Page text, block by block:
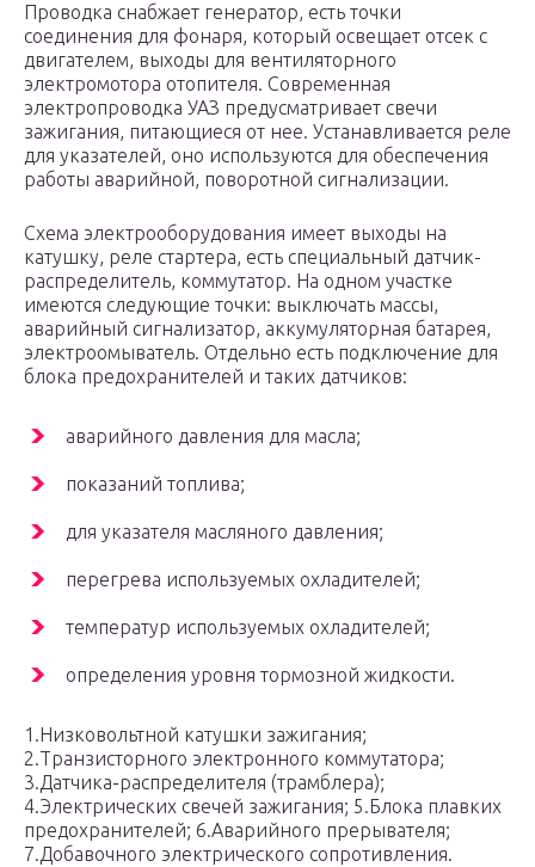
Проводка снабжает генератор, есть точки
соединения для фонаря, который освещает отсек с
двигателем, выходы для вентиляторного
электромотора отопителя. Современная
электропроводка УАЗ предусматривает свечи
зажигания, питающиеся от нее. Устанавливается реле
для указателей, оно используются для обеспечения
работы аварийной, поворотной сигнализации.
Схема электрооборудования имеет выходы на
катушку, реле стартера, есть специальный датчик-
распределитель, коммутатор. На одном участке
имеются следующие точки: выключать массы,
аварийный сигнализатор, аккумуляторная батарея,
электроомыватель. Отдельно есть подключение для
блока предохранителей и таких датчиков:
аварийного давления для масла;
показаний топлива;
для указателя масляного давления;
перегрева используемых охладителей;
температур используемых охладителей;
определения уровня тормозной жидкости.
1.Низковольтной катушки зажигания;
2.Транзисторного электронного коммутатора;
3.Датчика-распределителя (трамблера);
4.Электрических свечей зажигания; 5.Блока плавких
предохранителей; 6.Аварийного прерывателя;
7.Добавочного электрического сопротивления.